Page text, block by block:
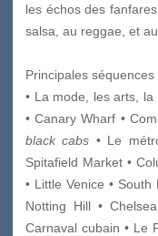
les échos des
salsa, au reggae, et
Principales séquences
• La mode, les arts,
• Canary Wharf •
black cabs • Le
Spitafield Market •
• Little Venice •
Notting Hill •
Carnaval cubain • Le